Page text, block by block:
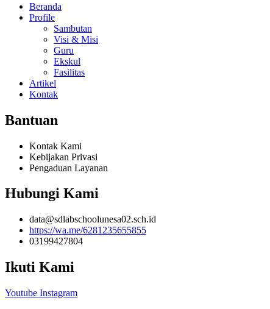
Beranda
Profile
Sambutan
Visi & Misi
Guru
Ekskul
Fasilitas
Artikel
Kontak
Bantuan
Kontak Kami
Kebijakan Privasi
Pengaduan Layanan
Hubungi Kami
data@sdlabschoolunesa02.sch.id
https://wa.me/6281235655855
03199427804
Ikuti Kami
Youtube Instagram